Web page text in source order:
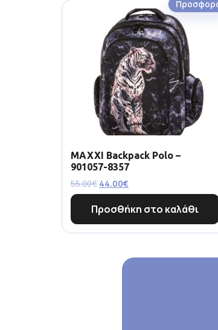
MAXXI Backpack Polo –
901057-8357
55.00€ 44.00€
Προσθήκη στο καλάθι